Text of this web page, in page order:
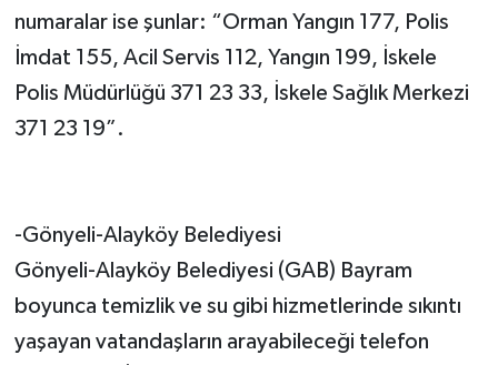
numaralar ise şunlar: “Orman Yangın 177, Polis
İmdat 155, Acil Servis 112, Yangın 199, İskele
Polis Müdürlüğü 371 23 33, İskele Sağlık Merkezi
371 23 19”.
-Gönyeli-Alayköy Belediyesi
Gönyeli-Alayköy Belediyesi (GAB) Bayram
boyunca temizlik ve su gibi hizmetlerinde sıkıntı
yaşayan vatandaşların arayabileceği telefon